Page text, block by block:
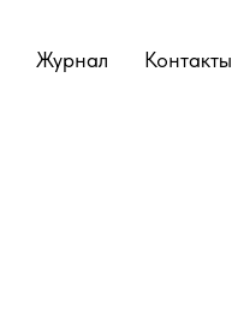
Журнал Контакты